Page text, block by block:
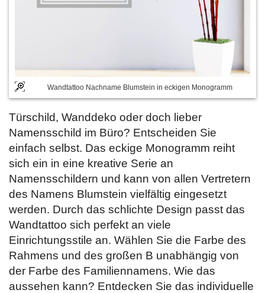
Wandtattoo Nachname Blumstein in eckigen Monogramm
Türschild, Wanddeko oder doch lieber
Namensschild im Büro? Entscheiden Sie
einfach selbst. Das eckige Monogramm reiht
sich ein in eine kreative Serie an
Namensschildern und kann von allen Vertretern
des Namens Blumstein vielfältig eingesetzt
werden. Durch das schlichte Design passt das
Wandtattoo sich perfekt an viele
Einrichtungsstile an. Wählen Sie die Farbe des
Rahmens und des großen B unabhängig von
der Farbe des Familiennamens. Wie das
aussehen kann? Entdecken Sie das individuelle